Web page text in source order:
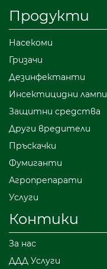
Продукти
Насекоми
Гризачи
Дезинфектанти
Инсектицидни лампи
Защитни средства
Други вредители
Пръскачки
Фумиганти
Агропрепарати
Услуги
Контики
За нас
ДДД Услуги